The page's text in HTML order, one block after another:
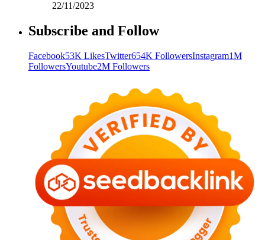
22/11/2023
Subscribe and Follow
Facebook53K LikesTwitter654K FollowersInstagram1M
FollowersYoutube2M Followers